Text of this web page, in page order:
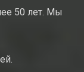
50 лет. Мы